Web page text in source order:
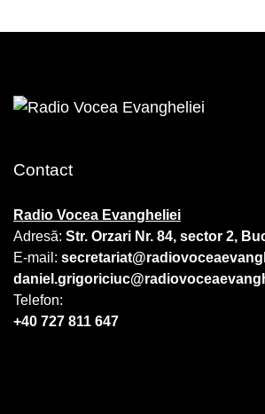
Contact
Radio Vocea Evangheliei
Adresă: Str. Orzari Nr. 84, sector 2,
E-mail:
Telefon:
+40 727 811 647